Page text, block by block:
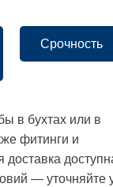
Срочность
в бухтах или в
фитинги и
доставка
— уточняйте